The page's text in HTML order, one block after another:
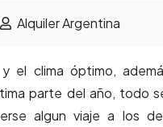
Alquiler Argentina
el clima óptimo,
parte del año, todo
algun viaje a los